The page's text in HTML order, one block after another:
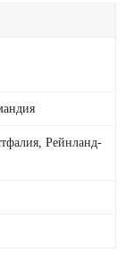
Рейнланд-